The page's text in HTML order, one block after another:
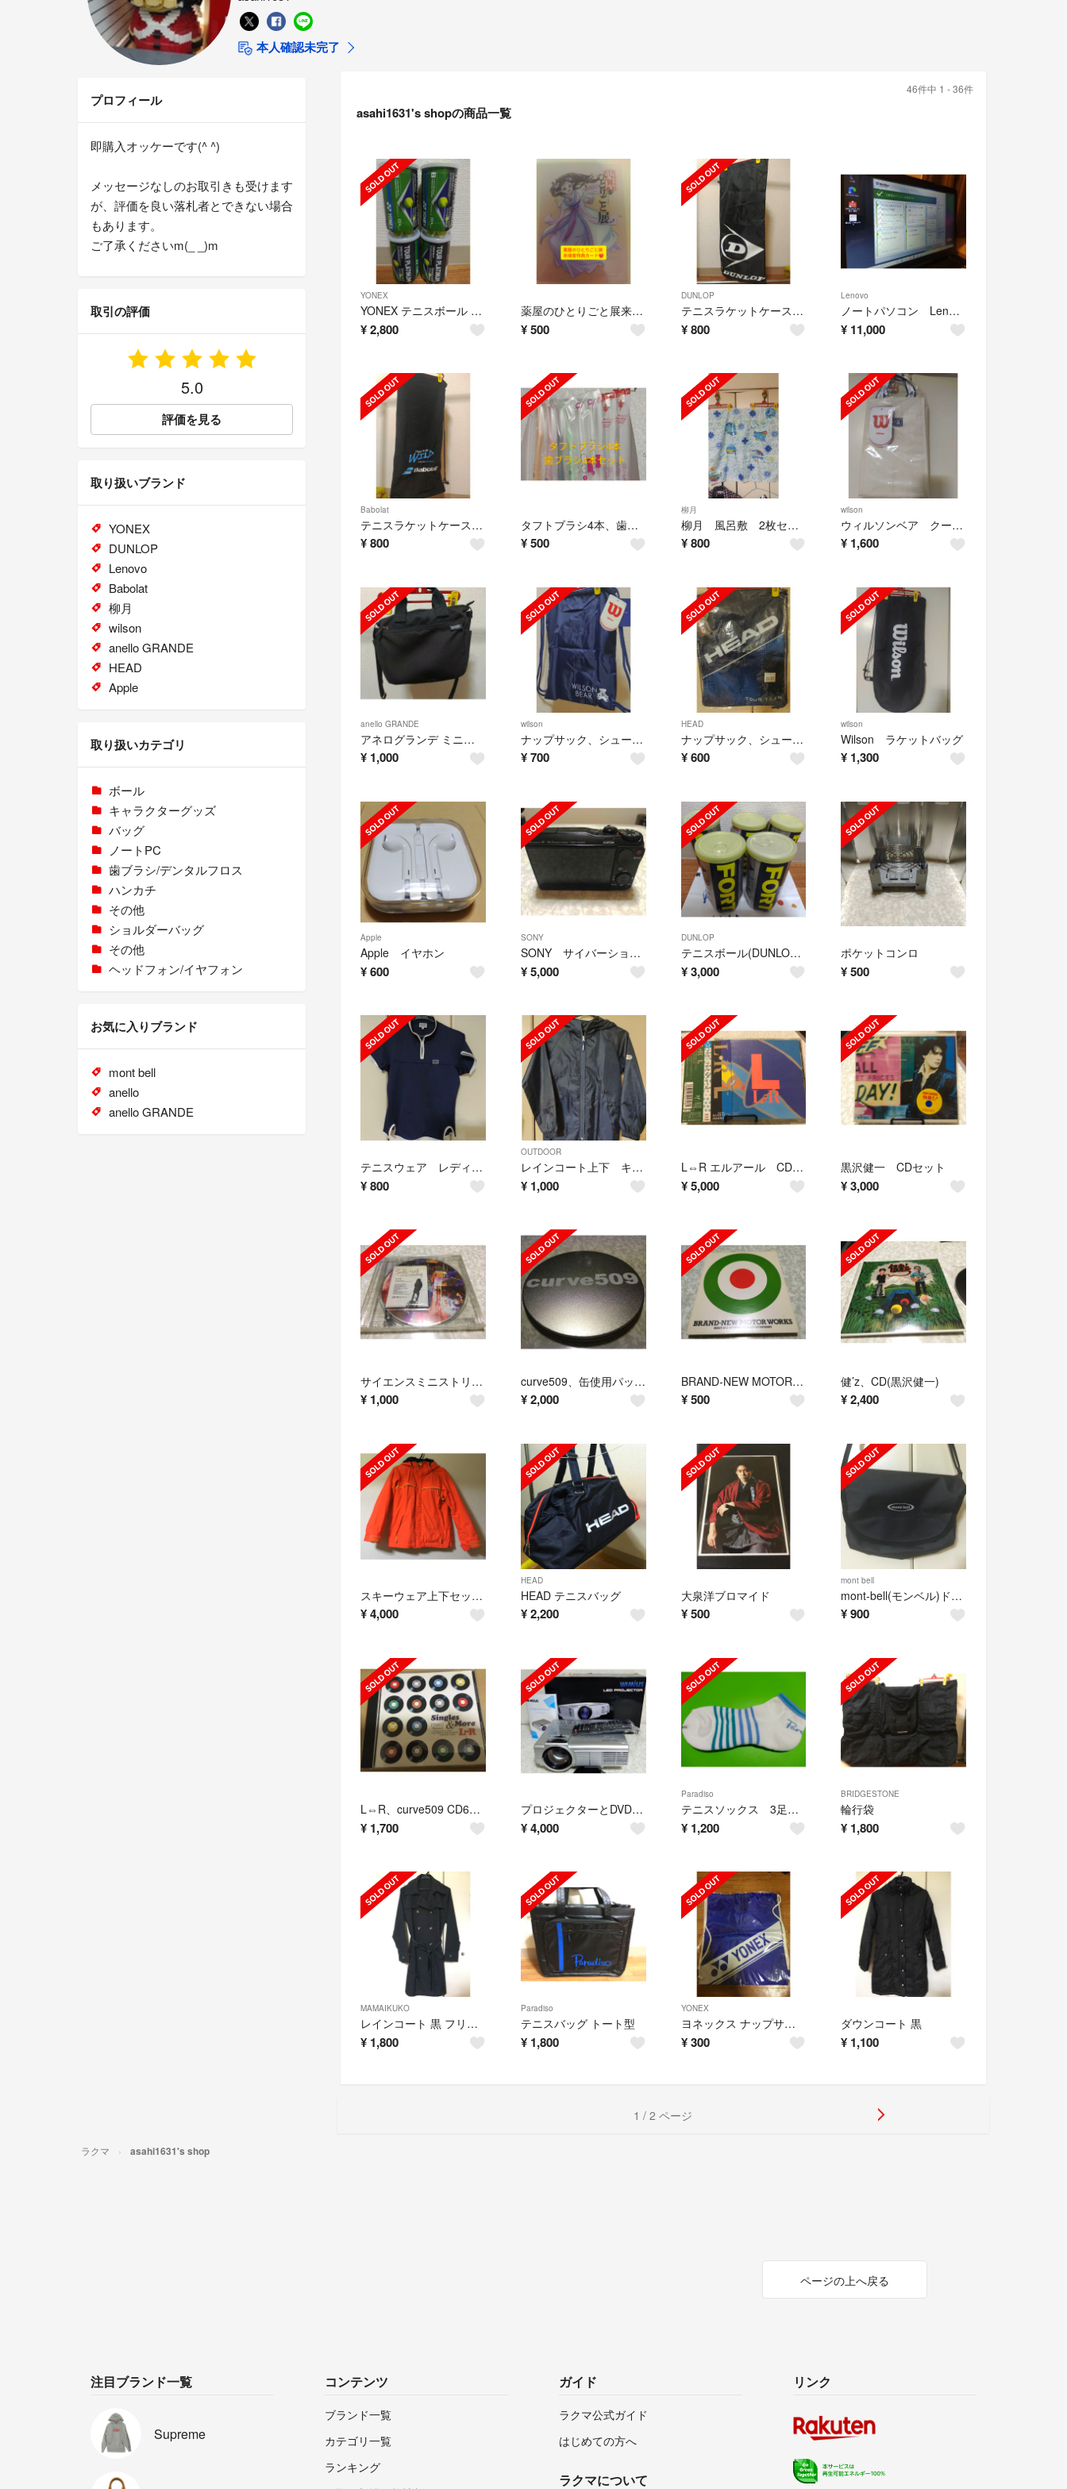
本人確認未完了
46件中 1 - 36件
asahi1631's shopの商品一覧
YONEX
YONEX テニスボール 4缶セット
¥2,800
薬屋のひとりごと展来場者特典
¥500
DUNLOP
テニスラケットケース ダンロップ
¥ 800
Lenovo
ノートパソコン Lenovo 15.6型
¥ 11,000
Babolat
テニスラケットケース Babolat
¥800
タフトブラシ4本、歯ブラシ4本セット
¥500
柳月
柳月 風呂敷 2枚セット
¥ 800
wilson
ウィルソンベア クーラーバッグ
¥ 1,600
anello GRANDE
アネログランデ ミニショルダートート GU-H2315 BK
¥ 1,000
wilson
ナップサック、シューズバッグ(ウイルソンベア)
¥700
HEAD
ナップサック、シューズバッグ
¥ 600
wilson
Wilson ラケットバッグ
¥ 1,300
Apple
Apple イヤホン
¥600
SONY
SONY サイバーショット DSCーHX30V
¥5,000
DUNLOP
テニスボール(DUNLOPフォート)5缶
¥ 3,000
ポケットコンロ
¥500
テニスウェア レディース Mサイズ 紺色
¥800
OUTDOOR
レインコート上下 キッズサイズ 紺色
¥ 1,000
L⇔R エルアール CDセット。12枚。
¥ 5,000
黒沢健一 CDセット
¥3,000
サイエンスミニストリー(黒沢健一)CD
¥ 1,000
curve509、缶使用パッケージCD
¥2,000
BRAND-NEW MOTOR WORKS(黒沢健一、他)
¥ 500
健’z、CD(黒沢健一)
¥2,400
スキーウェア上下セット(160センチ)
¥4,000
HEAD
HEAD テニスバッグ
¥2,200
大泉洋ブロマイド
¥ 500
mont bell
mont-bell(モンベル)ドライショルダーバッグ
¥900
L⇔R、curve509 CD6枚セット
¥ 1,700
プロジェクターとDVDプレイヤーセット
¥4,000
Paradiso
テニスソックス 3足セット
¥ 1,200
BRIDGESTONE
輪行袋
¥ 1,800
MAMAIKUKO
レインコート 黒 フリーサイズ
¥ 1,800
Paradiso
テニスバッグ トート型
¥ 1,800
YONEX
ヨネックス ナップサック 青
¥ 300
ダウンコート 黒
¥ 1,100
1 / 2 ページ
プロフィール
即購入オッケーです(^ ^)
メッセージなしのお取引きも受けます
が、評価を良い落札者とできない場合
もあります。
ご了承くださいm(_ _)m
取引の評価
5.0
評価を見る
取り扱いブランド
YONEX
DUNLOP
Lenovo
Babolat
柳月
wilson
anello GRANDE
HEAD
Apple
取り扱いカテゴリ
ボール
キャラクターグッズ
バッグ
ノートPC
歯ブラシ/デンタルフロス
ハンカチ
その他
ショルダーバッグ
その他
ヘッドフォン/イヤフォン
お気に入りブランド
mont bell
anello
anello GRANDE
ラクマ asahi1631's shop
ページの上へ戻る
注目ブランド一覧
Supreme
コンテンツ
ブランド一覧
カテゴリ一覧
ランキング
ガイド
ラクマ公式ガイド
はじめての方へ
ラクマについて
リンク